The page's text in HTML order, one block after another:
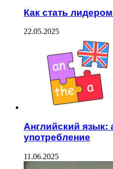
Как стать
22.05.2025
Английский язык:
употребление
11.06.2025